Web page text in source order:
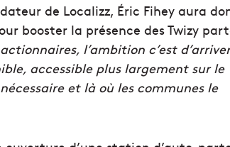
de Localizz, Éric Fihey aura
booster la présence des Twizy
l’ambition c’est
accessible plus largement sur le
et là où les communes le